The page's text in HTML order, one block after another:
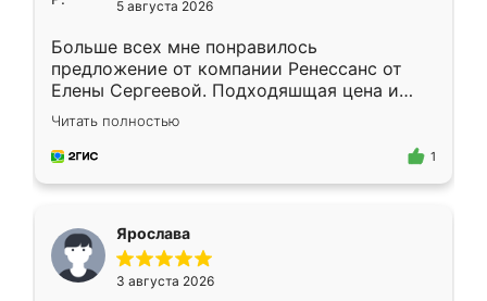
5 августа 2026
Больше всех мне понравилось
предложение от компании Ренессанс от
Елены Сергеевой. Подходяшщая цена и
короткие сроки изготовления. Приехавший
для замера сотрудник Владислав
предложил по моему эскизу самый
Читать полностью
1
Ярослава
3 августа 2026